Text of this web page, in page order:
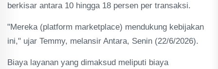
berkisar antara 10 hingga 18 persen per transaksi.
"Mereka (platform marketplace) mendukung kebijakan
ini," ujar Temmy, melansir Antara, Senin (22/6/2026).
Biaya layanan yang dimaksud meliputi biaya